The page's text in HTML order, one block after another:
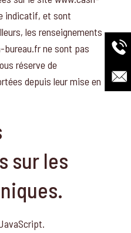
indicatif, et sont
les renseignements
ne sont pas
réserve de
depuis leur mise en
sur les